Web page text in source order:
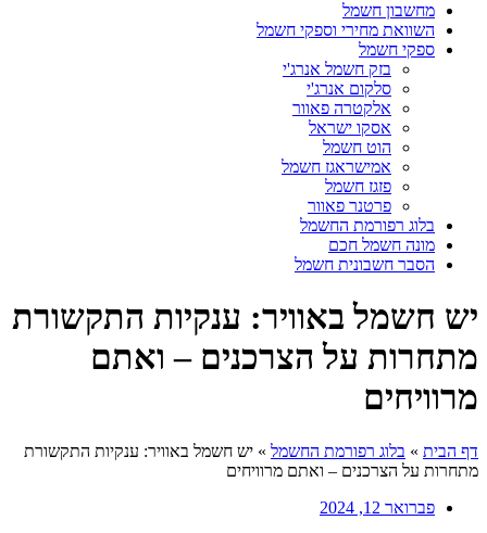
מחשבון חשמל
השוואת מחירי וספקי חשמל
ספקי חשמל
בזק חשמל אנרג'י
סלקום אנרג'י
אלקטרה פאוור
אסקו ישראל
הוט חשמל
אמישראגז חשמל
פזגז חשמל
פרטנר פאוור
בלוג רפורמת החשמל
מונה חשמל חכם
הסבר חשבונית חשמל
יש חשמל באוויר: ענקיות התקשורת
מתחרות על הצרכנים – ואתם
מרוויחים
דף הבית » בלוג רפורמת החשמל » יש חשמל באוויר: ענקיות התקשורת
מתחרות על הצרכנים – ואתם מרוויחים
פברואר 12, 2024